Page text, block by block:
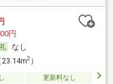
円
なし
2）
更新料なし